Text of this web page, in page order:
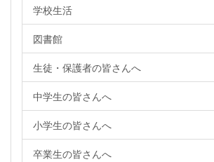
学校生活
図書館
生徒・保護者の皆さんへ
中学生の皆さんへ
小学生の皆さんへ
卒業生の皆さんへ